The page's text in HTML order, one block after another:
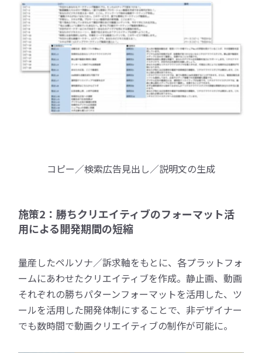
コピー／検索広告見出し／説明文の生成
施策2：勝ちクリエイティブのフォーマット活
用による開発期間の短縮
量産したペルソナ／訴求軸をもとに、各プラットフォ
ームにあわせたクリエイティブを作成。静止画、動画
それぞれの勝ちパターンフォーマットを活用した、ツ
ールを活用した開発体制にすることで、非デザイナー
でも数時間で動画クリエイティブの制作が可能に。